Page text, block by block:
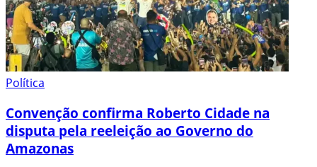
Política
Convenção confirma Roberto Cidade na
disputa pela reeleição ao Governo do
Amazonas